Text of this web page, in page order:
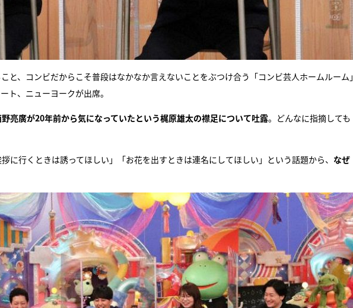
と、コンビだからこそ普段はなかなか言えないことをぶつけ合う「コンビ芸人ホームルーム」
ト、ニューヨークが出席。
亮廣が20年前から気になっていたという梶原雄太の襟足について吐露。どんなに指摘しても
に行くときは誘ってほしい」「お花を出すときは連名にしてほしい」という話題から、 なぜ